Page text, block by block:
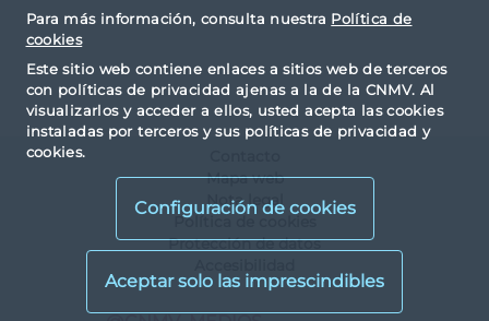
Para más información, consulta nuestra Política de
cookies
Este sitio web contiene enlaces a sitios web de terceros
con políticas de privacidad ajenas a la de la CNMV. Al
visualizarlos y acceder a ellos, usted acepta las cookies
instaladas por terceros y sus políticas de privacidad y
cookies.
Configuración de cookies
Mapa web
Nota legal
Política de cookies
Protección de datos